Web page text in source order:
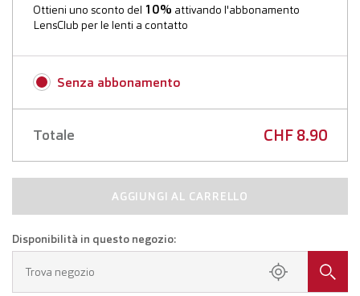
Ottieni uno sconto del 10% attivando l'abbonamento
LensClub per le lenti a contatto
Ulteriori informazioni
Prima data di consegna:
Senza abbonamento
Totale CHF 8.90
AGGIUNGI AL CARRELLO
Disponibilità in questo negozio:
Trova negozio